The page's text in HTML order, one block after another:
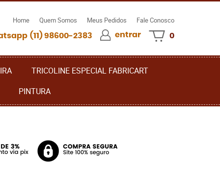
Home Quem Somos Meus Pedidos Fale Conosco
(11)98600-2383 entrar 0
TRICOLINE ESPECIAL FABRICART
PINTURA